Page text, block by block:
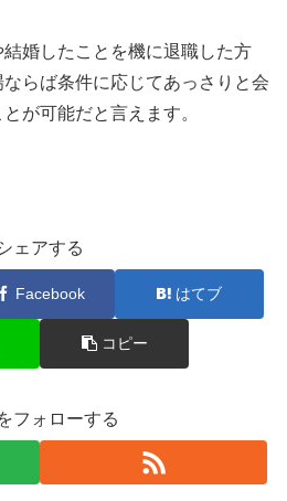
婚したことを機に退職した方
らば条件に応じてあっさりと会
が可能だと言えます。
ェアする
Facebook はてブ
コピー
フォローする